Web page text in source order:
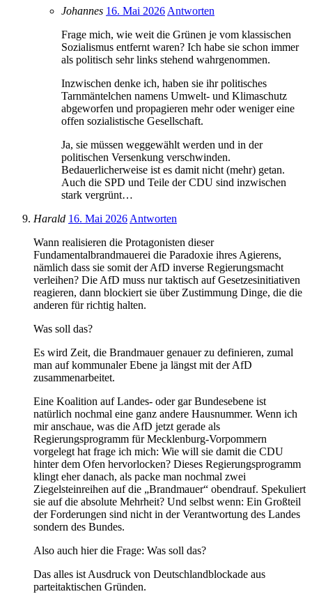
Johannes 16. Mai 2026Antworten
Frage mich, wie weit die Grünen je vom klassischen
Sozialismus entfernt waren? Ich habe sie schon immer
als politisch sehr links stehend wahrgenommen.
Inzwischen denke ich, haben sie ihr politisches
Tarnmäntelchen namens Umwelt- und Klimaschutz
abgeworfen und propagieren mehr oder weniger eine
offen sozialistische Gesellschaft.
Ja, sie müssen weggewählt werden und in der
politischen Versenkung verschwinden.
Bedauerlicherweise ist es damit nicht (mehr) getan.
Auch die SPD und Teile der CDU sind inzwischen
stark vergrünt…
Harald 16. Mai 2026Antworten
Wann realisieren die Protagonisten dieser
Fundamentalbrandmauerei die Paradoxie ihres Agierens,
nämlich dass sie somit der AfD inverse Regierungsmacht
verleihen? Die AfD muss nur taktisch auf Gesetzesinitiativen
reagieren, dann blockiert sie über Zustimmung Dinge, die die
anderen für richtig halten.
Was soll das?
Es wird Zeit, die Brandmauer genauer zu definieren, zumal
man auf kommunaler Ebene ja längst mit der AfD
zusammenarbeitet.
Eine Koalition auf Landes- oder gar Bundesebene ist
natürlich nochmal eine ganz andere Hausnummer. Wenn ich
mir anschaue, was die AfD jetzt gerade als
Regierungsprogramm für Mecklenburg-Vorpommern
vorgelegt hat frage ich mich: Wie will sie damit die CDU
hinter dem Ofen hervorlocken? Dieses Regierungsprogramm
klingt eher danach, als packe man nochmal zwei
Ziegelsteinreihen auf die „Brandmauer“ obendrauf. Spekuliert
sie auf die absolute Mehrheit? Und selbst wenn: Ein Großteil
der Forderungen sind nicht in der Verantwortung des Landes
sondern des Bundes.
Also auch hier die Frage: Was soll das?
Das alles ist Ausdruck von Deutschlandblockade aus
parteitaktischen Gründen.